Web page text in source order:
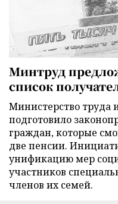
Минтруд
список
Министерство труда
подготовило
граждан, которые
две пенсии.
унификацию мер
участников
членов их семей.